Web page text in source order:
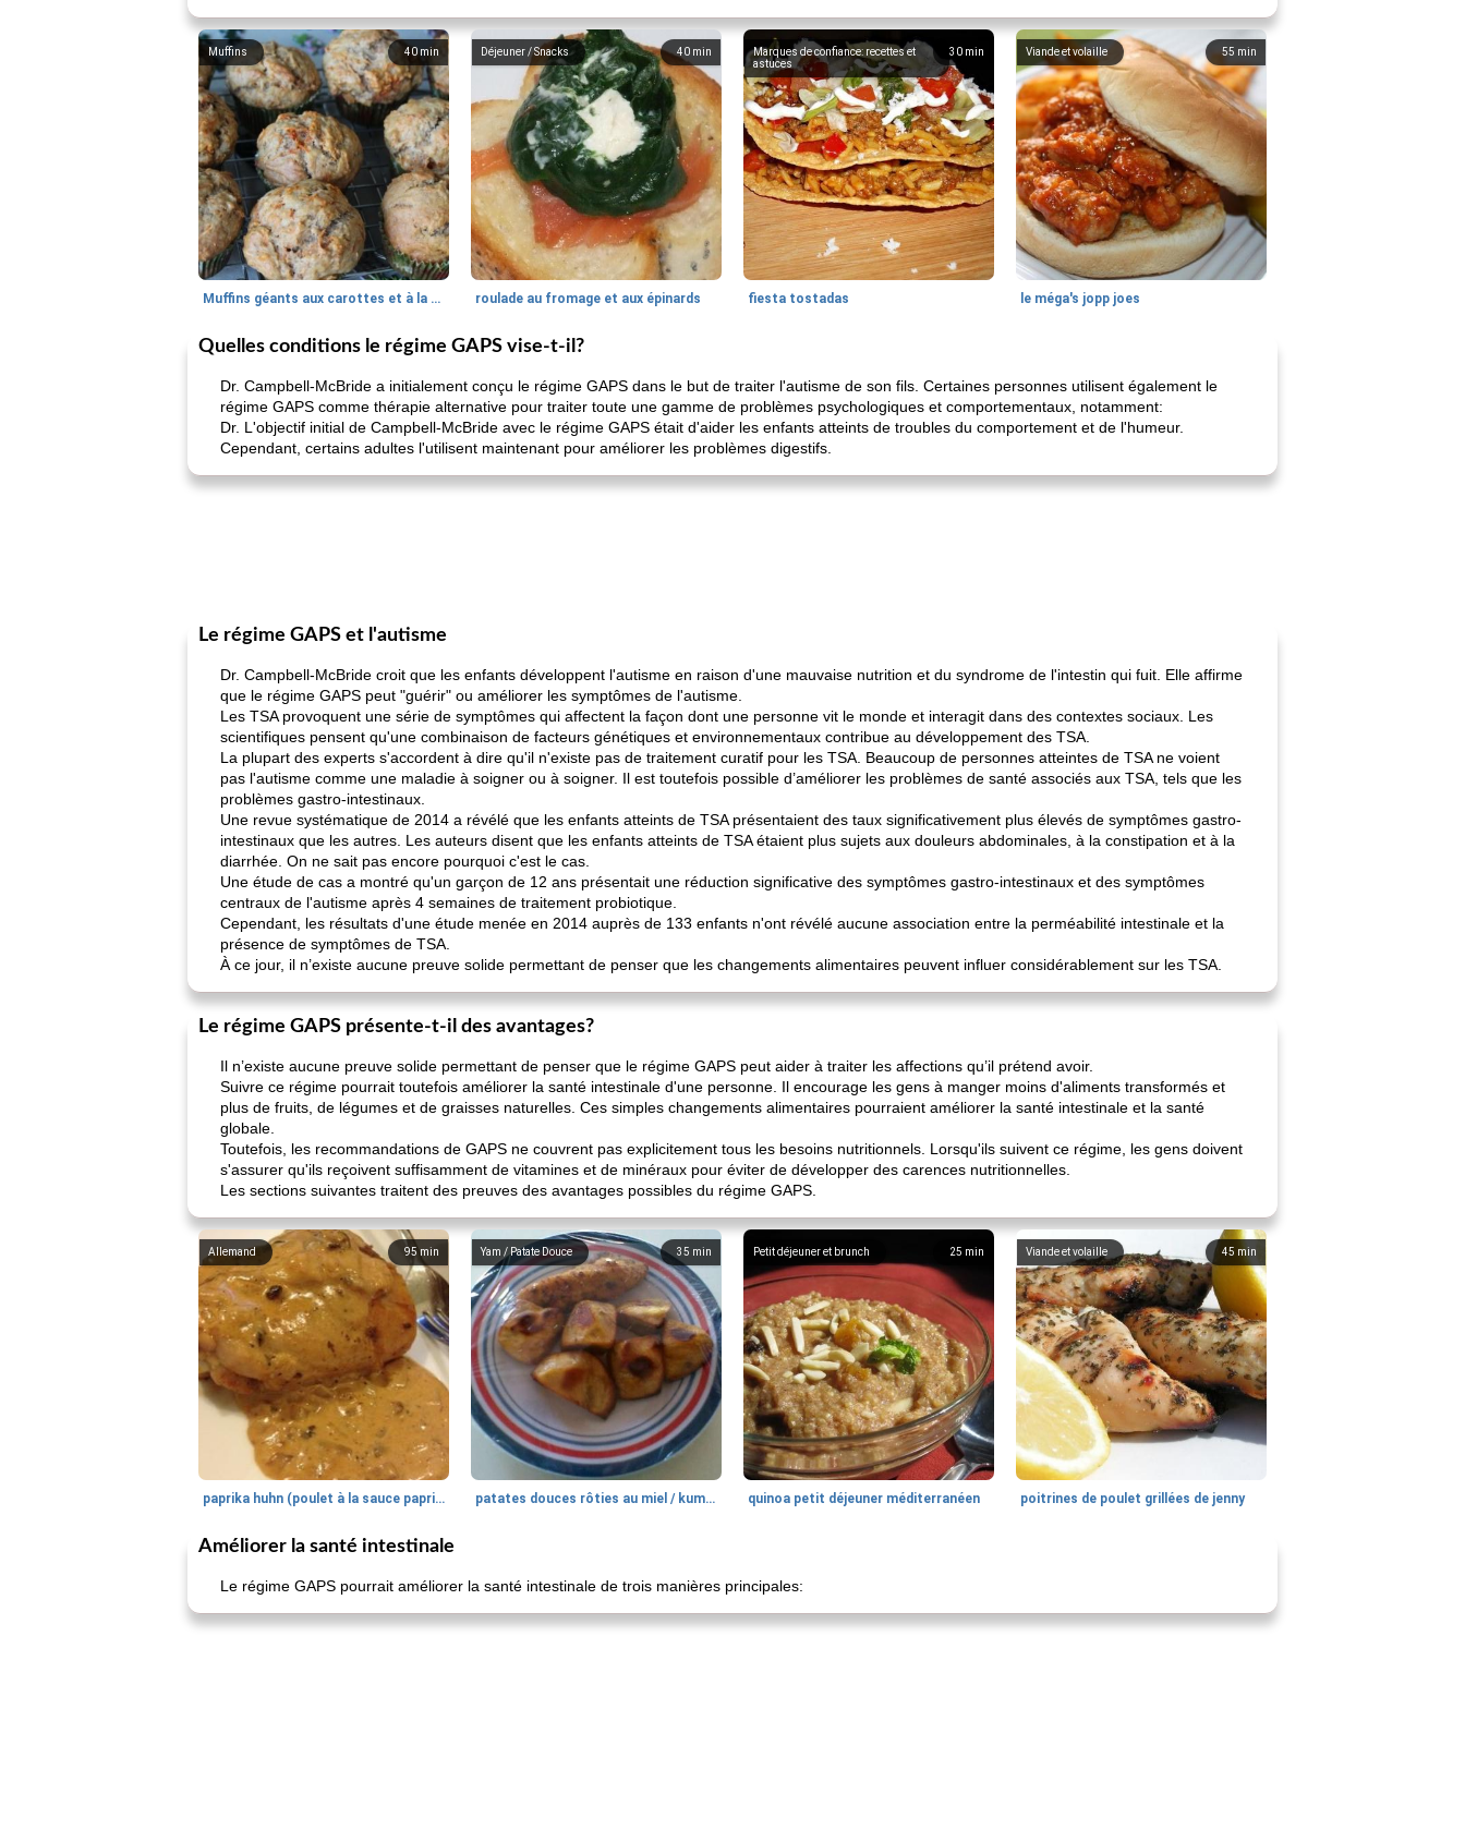
40 min
Muffins
Muffins géants aux carottes et à la banane de Nif
40 min
Déjeuner / Snacks
roulade au fromage et aux épinards
30 min
Marques de confiance: recettes et
astuces
fiesta tostadas
55 min
Viande et volaille
le méga's jopp joes
Quelles conditions le régime GAPS vise-t-il?
Dr. Campbell-McBride a initialement conçu le régime GAPS dans le but de traiter l'autisme de son fils. Certaines personnes utilisent également le
régime GAPS comme thérapie alternative pour traiter toute une gamme de problèmes psychologiques et comportementaux, notamment:
Dr. L'objectif initial de Campbell-McBride avec le régime GAPS était d'aider les enfants atteints de troubles du comportement et de l'humeur.
Cependant, certains adultes l'utilisent maintenant pour améliorer les problèmes digestifs.
Le régime GAPS et l'autisme
Dr. Campbell-McBride croit que les enfants développent l'autisme en raison d'une mauvaise nutrition et du syndrome de l'intestin qui fuit. Elle affirme
que le régime GAPS peut "guérir" ou améliorer les symptômes de l'autisme.
Les TSA provoquent une série de symptômes qui affectent la façon dont une personne vit le monde et interagit dans des contextes sociaux. Les
scientifiques pensent qu'une combinaison de facteurs génétiques et environnementaux contribue au développement des TSA.
La plupart des experts s'accordent à dire qu'il n'existe pas de traitement curatif pour les TSA. Beaucoup de personnes atteintes de TSA ne voient
pas l'autisme comme une maladie à soigner ou à soigner. Il est toutefois possible d’améliorer les problèmes de santé associés aux TSA, tels que les
problèmes gastro-intestinaux.
Une revue systématique de 2014 a révélé que les enfants atteints de TSA présentaient des taux significativement plus élevés de symptômes gastro-
intestinaux que les autres. Les auteurs disent que les enfants atteints de TSA étaient plus sujets aux douleurs abdominales, à la constipation et à la
diarrhée. On ne sait pas encore pourquoi c'est le cas.
Une étude de cas a montré qu'un garçon de 12 ans présentait une réduction significative des symptômes gastro-intestinaux et des symptômes
centraux de l'autisme après 4 semaines de traitement probiotique.
Cependant, les résultats d'une étude menée en 2014 auprès de 133 enfants n'ont révélé aucune association entre la perméabilité intestinale et la
présence de symptômes de TSA.
À ce jour, il n’existe aucune preuve solide permettant de penser que les changements alimentaires peuvent influer considérablement sur les TSA.
Le régime GAPS présente-t-il des avantages?
Il n’existe aucune preuve solide permettant de penser que le régime GAPS peut aider à traiter les affections qu’il prétend avoir.
Suivre ce régime pourrait toutefois améliorer la santé intestinale d'une personne. Il encourage les gens à manger moins d'aliments transformés et
plus de fruits, de légumes et de graisses naturelles. Ces simples changements alimentaires pourraient améliorer la santé intestinale et la santé
globale.
Toutefois, les recommandations de GAPS ne couvrent pas explicitement tous les besoins nutritionnels. Lorsqu'ils suivent ce régime, les gens doivent
s'assurer qu'ils reçoivent suffisamment de vitamines et de minéraux pour éviter de développer des carences nutritionnelles.
Les sections suivantes traitent des preuves des avantages possibles du régime GAPS.
95min
Allemand
paprika huhn (poulet à la sauce paprika).
35 min
Yam / Patate Douce
patates douces rôties au miel / kumara
25 min
Petit déjeuner et brunch
quinoa petit déjeuner méditerranéen
45 min
Viande et volaille
poitrines de poulet grillées de jenny
Améliorer la santé intestinale
Le régime GAPS pourrait améliorer la santé intestinale de trois manières principales: